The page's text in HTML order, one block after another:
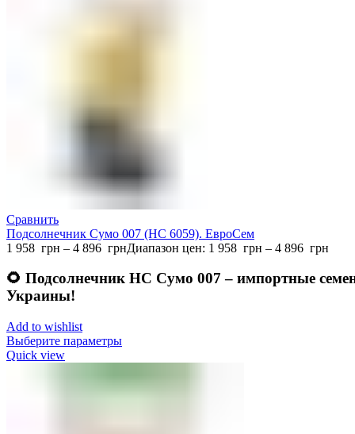
Сравнить
Подсолнечник Сумо 007 (НС 6059). ЕвроСем
1 958 грн – 4 896 грнДиапазон цен: 1 958 грн – 4 896 грн
🌻 Подсолнечник НС Сумо 007 – импортные
Украины!
Add to wishlist
Выберите параметры
Quick view